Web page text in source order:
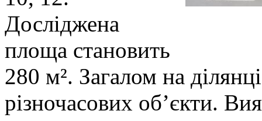
Досліджена
площа становить
280 м². Загалом на
різночасових об’єкти.